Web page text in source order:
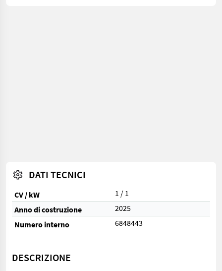
DATI TECNICI
CV / kW
1 / 1
Anno di costruzione
2025
Numero interno
6848443
DESCRIZIONE